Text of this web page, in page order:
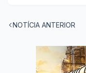
NOTÍCIA ANTERIOR